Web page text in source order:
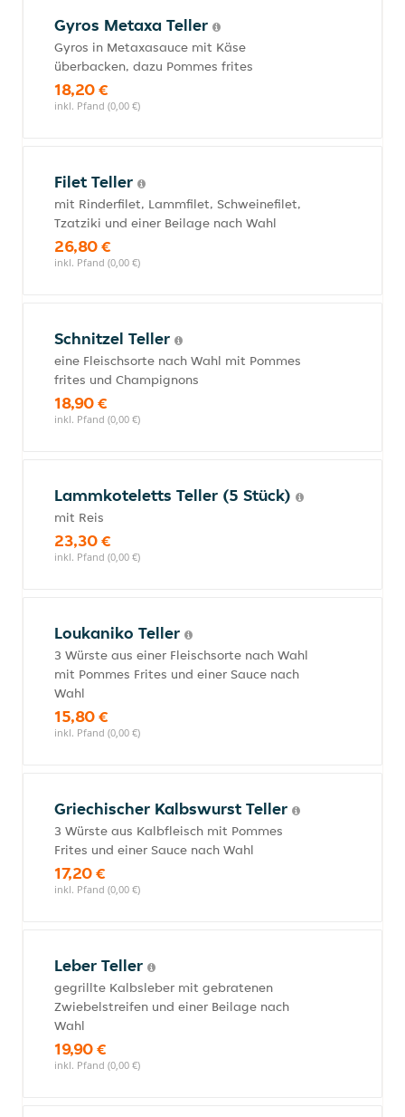
Gyros Metaxa Teller
Gyros in Metaxasauce mit Käse
überbacken, dazu Pommes frites
18,20 €
inkl. Pfand (0,00 €)
Filet Teller
mit Rinderfilet, Lammfilet, Schweinefilet,
Tzatziki und einer Beilage nach Wahl
26,80 €
inkl. Pfand (0,00 €)
Schnitzel Teller
eine Fleischsorte nach Wahl mit Pommes
frites und Champignons
18,90 €
inkl. Pfand (0,00 €)
Lammkoteletts Teller (5 Stück)
mit Reis
23,30 €
inkl. Pfand (0,00 €)
Loukaniko Teller
3 Würste aus einer Fleischsorte nach Wahl
mit Pommes Frites und einer Sauce nach
Wahl
15,80 €
inkl. Pfand (0,00 €)
Griechischer Kalbswurst Teller
3 Würste aus Kalbfleisch mit Pommes
Frites und einer Sauce nach Wahl
17,20 €
inkl. Pfand (0,00 €)
Leber Teller
gegrillte Kalbsleber mit gebratenen
Zwiebelstreifen und einer Beilage nach
Wahl
19,90 €
inkl. Pfand (0,00 €)